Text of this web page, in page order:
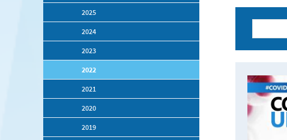
2025
2024
2023
2022
2021
2020
2019